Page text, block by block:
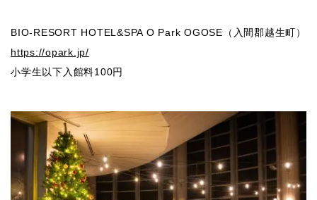
BIO-RESORT HOTEL&SPA O Park OGOSE（入間郡越生町）
https://opark.jp/
小学生以下入館料100円